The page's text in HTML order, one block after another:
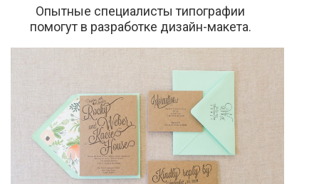
Опытные специалисты типографии
помогут в разработке дизайн-макета.